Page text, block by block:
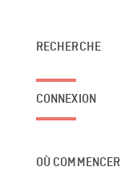
RECHERCHE
CONNEXION
OÙ COMMENCER